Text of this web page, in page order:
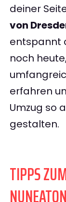
deiner
von
entspannt
noch
erfahren
Umzug so
gestalten.
TIPPS